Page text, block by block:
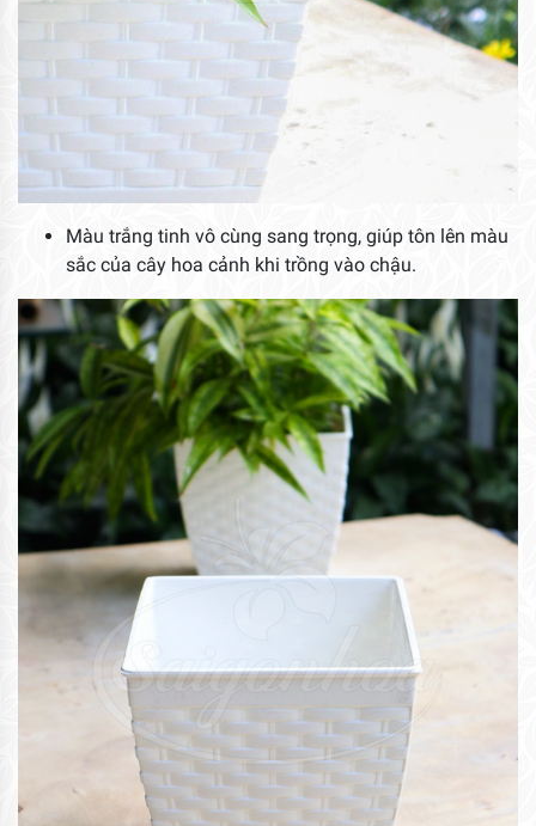
Màu trắng tinh vô cùng sang trọng, giúp tôn lên màu
sắc của cây hoa cảnh khi trồng vào chậu.